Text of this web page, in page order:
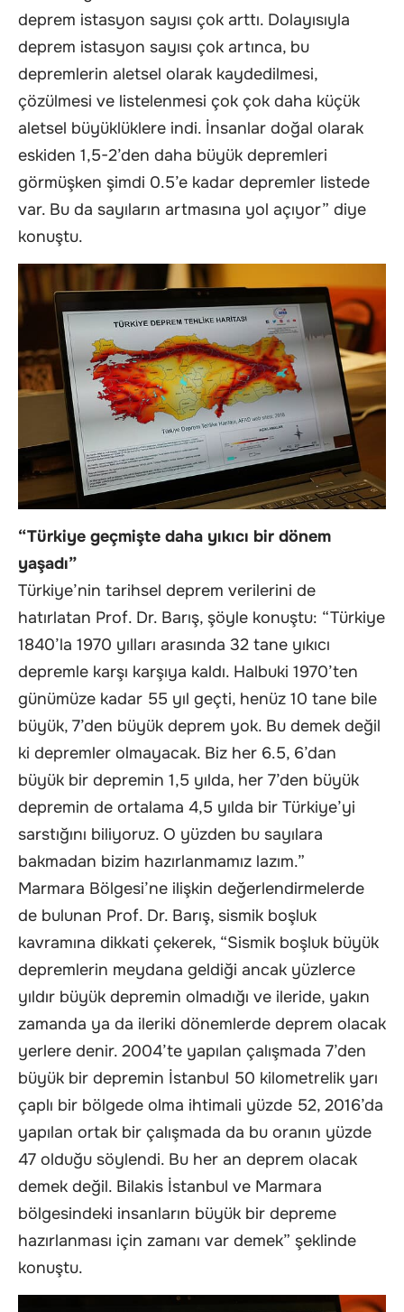
deprem istasyon sayısı çok arttı. Dolayısıyla
deprem istasyon sayısı çok artınca, bu
depremlerin aletsel olarak kaydedilmesi,
çözülmesi ve listelenmesi çok çok daha küçük
aletsel büyüklüklere indi. İnsanlar doğal olarak
eskiden 1,5-2’den daha büyük depremleri
görmüşken şimdi 0.5’e kadar depremler listede
var. Bu da sayıların artmasına yol açıyor” diye
konuştu.
“Türkiye geçmişte daha yıkıcı bir dönem
yaşadı”
Türkiye’nin tarihsel deprem verilerini de
hatırlatan Prof. Dr. Barış, şöyle konuştu: “Türkiye
1840’la 1970 yılları arasında 32 tane yıkıcı
depremle karşı karşıya kaldı. Halbuki 1970’ten
günümüze kadar 55 yıl geçti, henüz 10 tane bile
büyük, 7’den büyük deprem yok. Bu demek değil
ki depremler olmayacak. Biz her 6.5, 6’dan
büyük bir depremin 1,5 yılda, her 7’den büyük
depremin de ortalama 4,5 yılda bir Türkiye’yi
sarstığını biliyoruz. O yüzden bu sayılara
bakmadan bizim hazırlanmamız lazım.”
Marmara Bölgesi’ne ilişkin değerlendirmelerde
de bulunan Prof. Dr. Barış, sismik boşluk
kavramına dikkati çekerek, “Sismik boşluk büyük
depremlerin meydana geldiği ancak yüzlerce
yıldır büyük depremin olmadığı ve ileride, yakın
zamanda ya da ileriki dönemlerde deprem olacak
yerlere denir. 2004’te yapılan çalışmada 7’den
büyük bir depremin İstanbul 50 kilometrelik yarı
çaplı bir bölgede olma ihtimali yüzde 52, 2016’da
yapılan ortak bir çalışmada da bu oranın yüzde
47 olduğu söylendi. Bu her an deprem olacak
demek değil. Bilakis İstanbul ve Marmara
bölgesindeki insanların büyük bir depreme
hazırlanması için zamanı var demek” şeklinde
konuştu.